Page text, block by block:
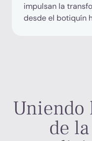
impulsan la
desde el botiquín
Uniendo
de